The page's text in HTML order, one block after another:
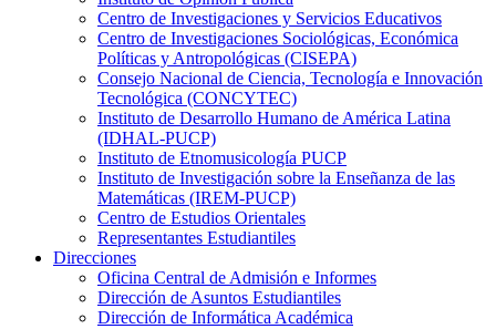
Centro de Investigaciones y Servicios Educativos
Centro de Investigaciones Sociológicas, Económica
Políticas y Antropológicas (CISEPA)
Consejo Nacional de Ciencia, Tecnología e Innovación
Tecnológica (CONCYTEC)
Instituto de Desarrollo Humano de América Latina
(IDHAL-PUCP)
Instituto de Etnomusicología PUCP
Instituto de Investigación sobre la Enseñanza de las
Matemáticas (IREM-PUCP)
Centro de Estudios Orientales
Representantes Estudiantiles
Direcciones
Oficina Central de Admisión e Informes
Dirección de Asuntos Estudiantiles
Dirección de Informática Académica